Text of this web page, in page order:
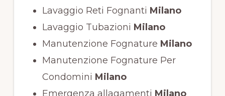
Lavaggio Reti Fognanti Milano
Lavaggio Tubazioni Milano
Manutenzione Fognature Milano
Manutenzione Fognature Per
Condomini Milano
Emergenza allagamenti Milano